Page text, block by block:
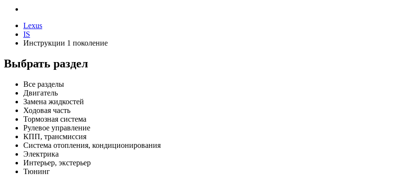
Lexus
IS
Инструкции 1 поколение
Выбрать раздел
Все разделы
Двигатель
Замена жидкостей
Ходовая часть
Тормозная система
Рулевое управление
КПП, трансмиссия
Система отопления, кондиционирования
Электрика
Интерьер, экстерьер
Тюнинг